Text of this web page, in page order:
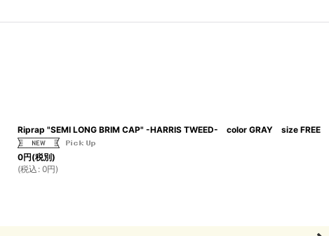
Riprap "SEMI LONG BRIM CAP" -HARRIS TWEED- color GRAY size FREE
0円(税別)
(税込 : 0円)